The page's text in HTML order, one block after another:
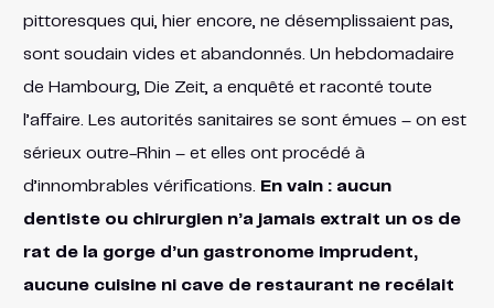
pittoresques qui, hier encore, ne désemplissaient pas,
sont soudain vides et abandonnés. Un hebdomadaire
de Hambourg, Die Zeit, a enquêté et raconté toute
l’affaire. Les autorités sanitaires se sont émues – on est
sérieux outre-Rhin – et elles ont procédé à
d’innombrables vérifications.
En vain : aucun
dentiste ou chirurgien n’a jamais extrait un os de
rat de la gorge d’un gastronome imprudent,
aucune cuisine ni cave de restaurant ne recélait